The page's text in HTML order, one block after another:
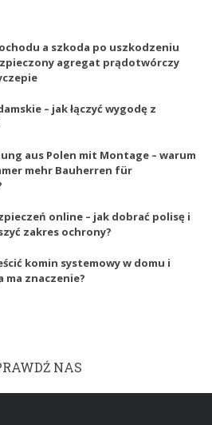
a szkoda po uszkodzeniu
agregat prądotwórczy
– jak łączyć wygodę z
aus Polen mit Montage – warum
mehr Bauherren für
online – jak dobrać polisę i
zakres ochrony?
komin systemowy w domu i
ma znaczenie?
NAS